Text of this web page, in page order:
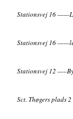
Stationsvej 16
Stationsvej 16
Stationsvej 12
Sct. Thøgers plads